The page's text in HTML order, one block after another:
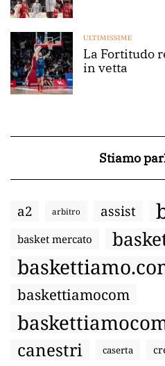
ULTIMISSIME
La Fortitudo
in vetta
Stiamo
a2 arbitro assist
basket mercato
baskettiamocom
canestri caserta